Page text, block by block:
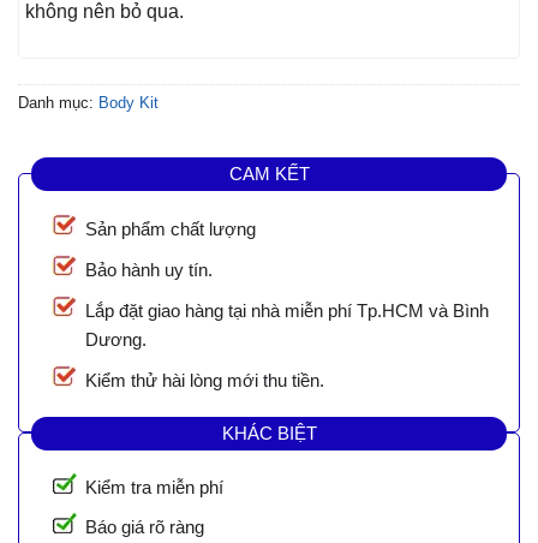
không nên bỏ qua.
Danh mục: Body Kit
CAM KẾT
Sản phẩm chất lượng
Bảo hành uy tín.
Lắp đặt giao hàng tại nhà miễn phí Tp.HCM và Bình
Dương.
Kiểm thử hài lòng mới thu tiền.
KHÁC BIỆT
Kiểm tra miễn phí
Báo giá rõ ràng